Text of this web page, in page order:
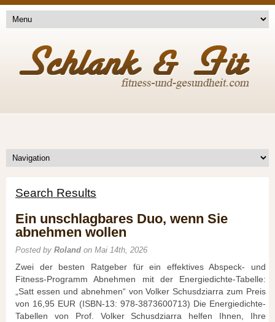
Search Results
Ein unschlagbares Duo, wenn Sie
abnehmen wollen
Posted by Roland on Mai 14th, 2026
Zwei der besten Ratgeber für ein effektives Abspeck- und
Fitness-Programm Abnehmen mit der Energiedichte-Tabelle:
„Satt essen und abnehmen“ von Volker Schusdziarra zum Preis
von 16,95 EUR (ISBN-13: 978-3873600713) Die Energiedichte-
Tabellen von Prof. Volker Schusdziarra helfen Ihnen, Ihre